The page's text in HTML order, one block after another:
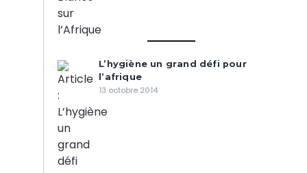
L’hygiène un grand défi pour
l’afrique
13 octobre 2014